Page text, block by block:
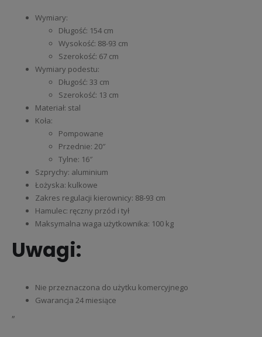
Wymiary:
Długość: 154 cm
Wysokość: 88-93 cm
Szerokość: 67 cm
Wymiary podestu:
Długość: 33 cm
Szerokość: 13 cm
Materiał: stal
Koła:
Pompowane
Przednie: 20″
Tylne: 16″
Szprychy: aluminium
Łożyska: kulkowe
Zakres regulacji kierownicy: 88-93 cm
Hamulec: ręczny przód i tył
Maksymalna waga użytkownika: 100 kg
Uwagi:
Nie przeznaczona do użytku komercyjnego
Gwarancja 24 miesiące
„